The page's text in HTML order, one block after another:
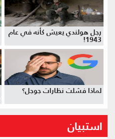
رجل هولندي يعيش كأنه في عام
1943!
لماذا فشلت نظارات جوجل؟
استبيان